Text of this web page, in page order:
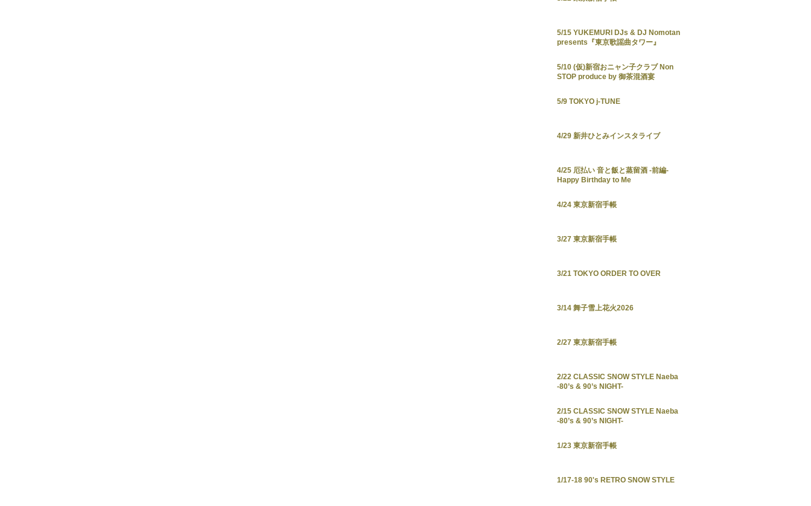
5/15 YUKEMURI DJs & DJ Nomotan
presents『東京歌謡曲タワー』
5/10 (仮)新宿おニャン子クラブ Non
STOP produce by 御茶混酒宴
5/9 TOKYO j-TUNE
4/29 新井ひとみインスタライブ
4/25 厄払い 音と飯と蒸留酒 -前編-
Happy Birthday to Me
4/24 東京新宿手帳
3/27 東京新宿手帳
3/21 TOKYO ORDER TO OVER
3/14 舞子雪上花火2026
2/27 東京新宿手帳
2/22 CLASSIC SNOW STYLE Naeba
-80’s & 90’s NIGHT-
2/15 CLASSIC SNOW STYLE Naeba
-80’s & 90’s NIGHT-
1/23 東京新宿手帳
1/17-18 90's RETRO SNOW STYLE